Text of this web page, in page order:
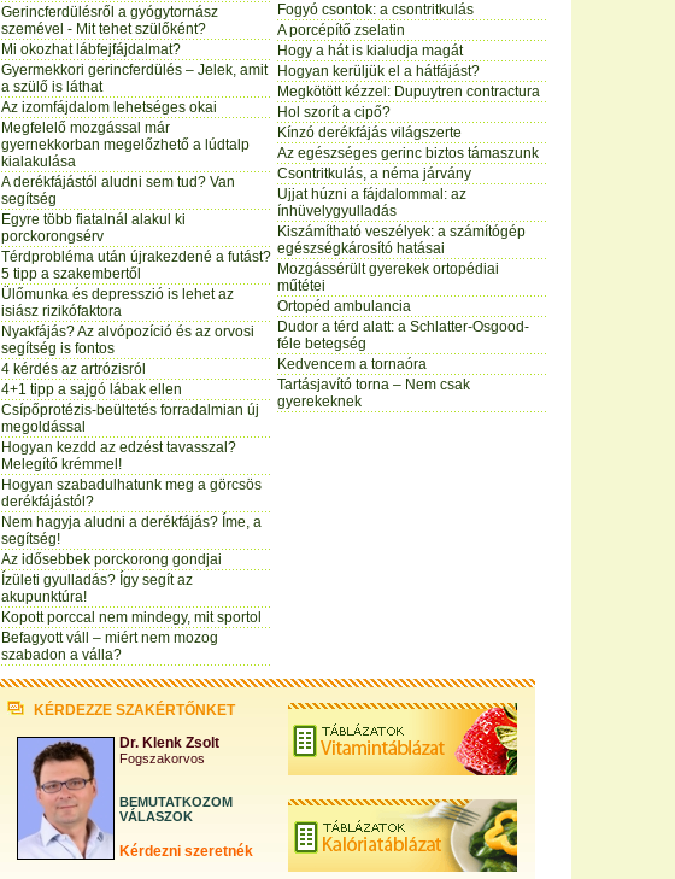
Gerincferdülésről a gyógytornász
szemével - Mit tehet szülőként?
Mi okozhat lábfejfájdalmat?
Gyermekkori gerincferdülés – Jelek, amit
a szülő is láthat
Az izomfájdalom lehetséges okai
Megfelelő mozgással már
gyernekkorban megelőzhető a lúdtalp
kialakulása
A derékfájástól aludni sem tud? Van
segítség
Egyre több fiatalnál alakul ki
porckorongsérv
Térdprobléma után újrakezdené a futást?
5 tipp a szakembertől
Ülőmunka és depresszió is lehet az
isiász rizikófaktora
Nyakfájás? Az alvópozíció és az orvosi
segítség is fontos
4 kérdés az artrózisról
4+1 tipp a sajgó lábak ellen
Csípőprotézis-beültetés forradalmian új
megoldással
Hogyan kezdd az edzést tavasszal?
Melegítő krémmel!
Hogyan szabadulhatunk meg a görcsös
derékfájástól?
Nem hagyja aludni a derékfájás? Íme, a
segítség!
Az idősebbek porckorong gondjai
Ízületi gyulladás? Így segít az
akupunktúra!
Kopott porccal nem mindegy, mit sportol
Befagyott váll – miért nem mozog
szabadon a válla?
Fogyó csontok: a csontritkulás
A porcépítő zselatin
Hogy a hát is kialudja magát
Hogyan kerüljük el a hátfájást?
Megkötött kézzel: Dupuytren contractura
Hol szorít a cipő?
Kínzó derékfájás világszerte
Az egészséges gerinc biztos támaszunk
Csontritkulás, a néma járvány
Ujjat húzni a fájdalommal: az
ínhüvelygyulladás
Kiszámítható veszélyek: a számítógép
egészségkárosító hatásai
Mozgássérült gyerekek ortopédiai
műtétei
Ortopéd ambulancia
Dudor a térd alatt: a Schlatter-Osgood-
féle betegség
Kedvencem a tornaóra
Tartásjavító torna – Nem csak
gyerekeknek
KÉRDEZZE SZAKÉRTŐNKET
Dr. Klenk Zsolt
Fogszakorvos
BEMUTATKOZOM
VÁLASZOK
Kérdezni szeretnék